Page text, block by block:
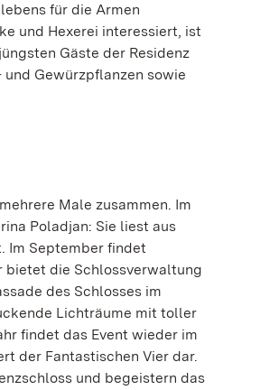
für die Armen
und Hexerei interessiert, ist
Gäste der Residenz
Gewürzpflanzen sowie
Male zusammen. Im
Poladjan: Sie liest aus
Im September findet
bietet die Schlossverwaltung
des Schlosses im
Lichträume mit toller
findet das Event wieder im
der Fantastischen Vier dar.
und begeistern das